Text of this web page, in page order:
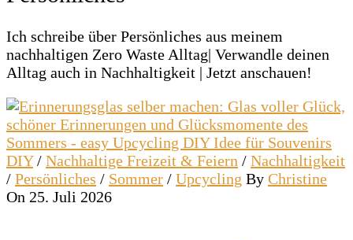
Ich schreibe über Persönliches aus meinem
nachhaltigen Zero Waste Alltag| Verwandle deinen
Alltag auch in Nachhaltigkeit | Jetzt anschauen!
DIY/ Nachhaltige Freizeit & Feiern / Nachhaltigkeit
/ Persönliches / Sommer / Upcycling By Christine
On 25. Juli 2026